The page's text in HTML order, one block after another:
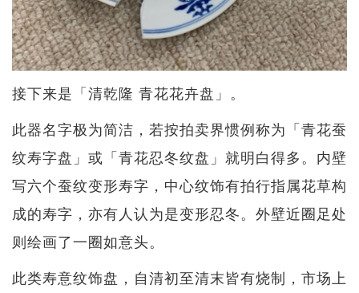
接下来是「清乾隆 青花花卉盘」。
此器名字极为简洁，若按拍卖界惯例称为「青花蚕
纹寿字盘」或「青花忍冬纹盘」就明白得多。内壁
写六个蚕纹变形寿字，中心纹饰有拍行指属花草构
成的寿字，亦有人认为是变形忍冬。外壁近圈足处
则绘画了一圈如意头。
此类寿意纹饰盘，自清初至清末皆有烧制，市场上